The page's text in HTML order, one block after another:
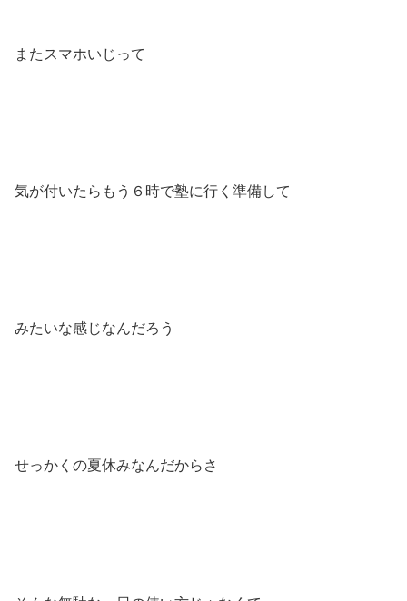
またスマホいじって
気が付いたらもう６時で塾に行く準備して
みたいな感じなんだろう
せっかくの夏休みなんだからさ